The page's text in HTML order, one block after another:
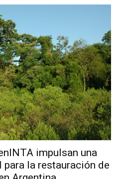
impulsan una
la restauración de